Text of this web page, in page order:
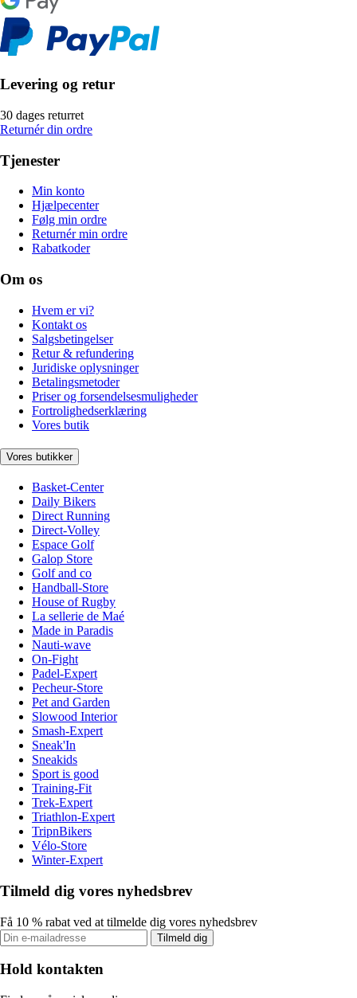
Levering og retur
30 dages returret
Returnér din ordre
Tjenester
Min konto
Hjælpecenter
Følg min ordre
Returnér min ordre
Rabatkoder
Om os
Hvem er vi?
Kontakt os
Salgsbetingelser
Retur & refundering
Juridiske oplysninger
Betalingsmetoder
Priser og forsendelsesmuligheder
Fortrolighedserklæring
Vores butik
Vores butikker
Basket-Center
Daily Bikers
Direct Running
Direct-Volley
Espace Golf
Galop Store
Golf and co
Handball-Store
House of Rugby
La sellerie de Maé
Made in Paradis
Nauti-wave
On-Fight
Padel-Expert
Pecheur-Store
Pet and Garden
Slowood Interior
Smash-Expert
Sneak'In
Sneakids
Sport is good
Training-Fit
Trek-Expert
Triathlon-Expert
TripnBikers
Vélo-Store
Winter-Expert
Tilmeld dig vores nyhedsbrev
Få 10 % rabat ved at tilmelde dig vores nyhedsbrev
Tilmeld dig
Hold kontakten